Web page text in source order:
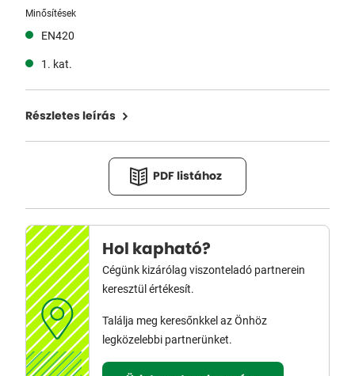
Minősítések
EN420
1. kat.
Részletes leírás
PDF listához
Hol kapható?
Cégünk kizárólag viszonteladó partnerein
keresztül értékesít.
Találja meg keresőnkkel az Önhöz
legközelebbi partnerünket.